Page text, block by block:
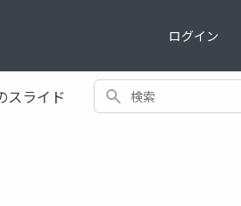
ログイン
スライド 検索